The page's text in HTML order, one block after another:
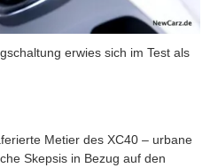
erwies sich im Test als
Metier des XC40 – urbane
Skepsis in Bezug auf den